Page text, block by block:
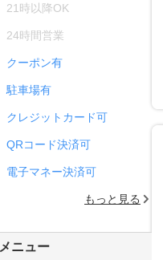
21時以降OK
24時間営業
クーポン有
駐車場有
クレジットカード可
QRコード決済可
電子マネー決済可
もっと見る
メニュー